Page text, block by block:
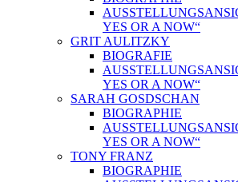
YES OR A NOW“
GRIT AULITZKY
BIOGRAFIE
YES OR A NOW“
SARAH GOSDSCHAN
BIOGRAPHIE
YES OR A NOW“
TONY FRANZ
BIOGRAPHIE